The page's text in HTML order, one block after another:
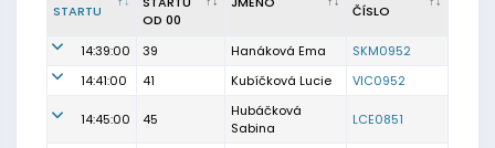
STARTU
OD 00
ČÍSLO
14:39:00 39 Hanáková Ema
SKM0952
14:41:00
41 Kubíčková Lucie VIC0952
14:45:00 45
Hubáčková
Sabina
LCE0851